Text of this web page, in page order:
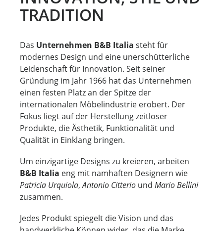
TRADITION
Das Unternehmen B&B Italia steht für
modernes Design und eine unerschütterliche
Leidenschaft für Innovation. Seit seiner
Gründung im Jahr 1966 hat das Unternehmen
einen festen Platz an der Spitze der
internationalen Möbelindustrie erobert. Der
Fokus liegt auf der Herstellung zeitloser
Produkte, die Ästhetik, Funktionalität und
Qualität in Einklang bringen.
Um einzigartige Designs zu kreieren, arbeiten
B&B Italia eng mit namhaften Designern wie
Patricia Urquiola,Antonio Citterio und Mario Bellini
zusammen.
Jedes Produkt spiegelt die Vision und das